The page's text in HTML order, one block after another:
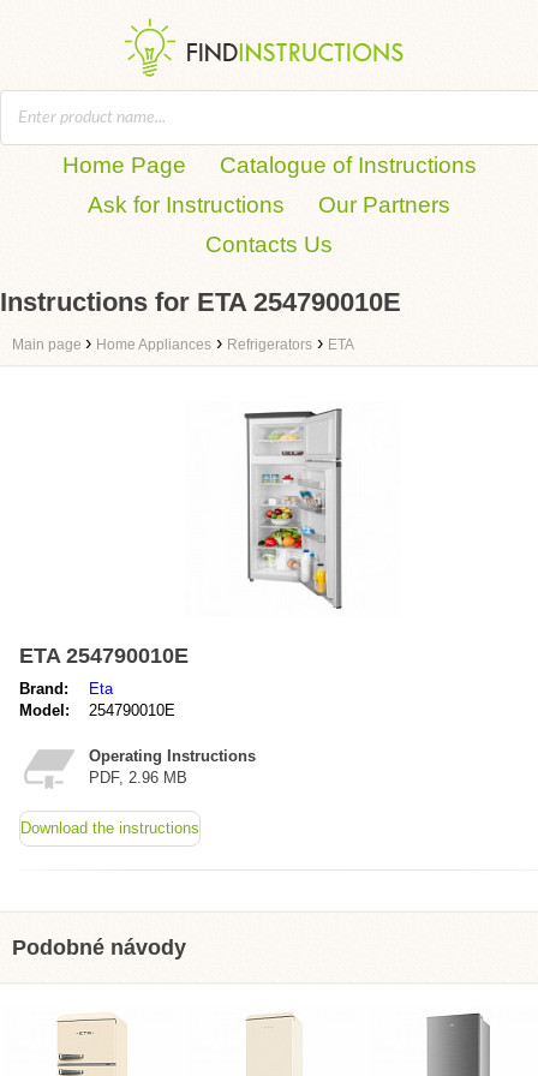
Home Page
Catalogue of Instructions
Ask for Instructions
Our Partners
Contacts Us
Instructions for ETA 254790010E
Main page › Home Appliances › Refrigerators › ETA
ETA 254790010E
Brand:
Eta
Model:
254790010E
Operating Instructions
PDF, 2.96 MB
Download the instructions
Podobné návody